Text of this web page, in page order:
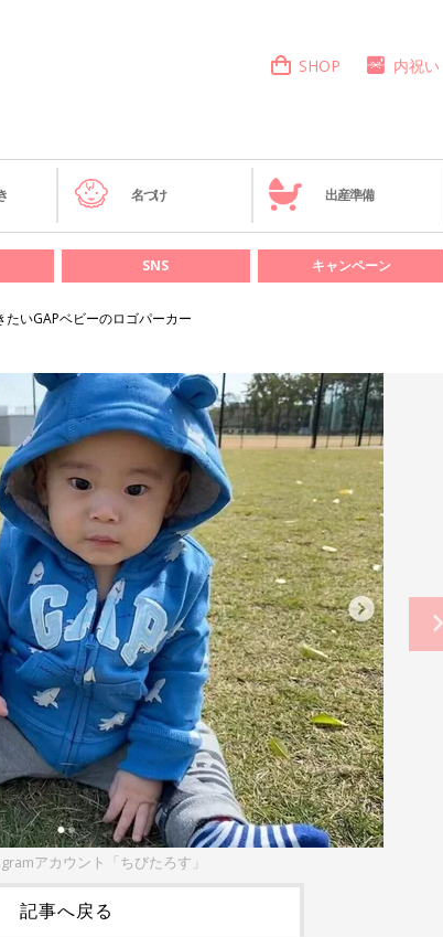
SHOP 内祝い
名づけ 出産準備
SNS キャンペーン
いGAPベビーのロゴパーカー
アカウント「ちびたろす」
記事へ戻る